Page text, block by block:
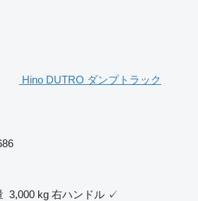
Hino DUTRO ダンプトラック
3,000 kg 右ハンドル ✓